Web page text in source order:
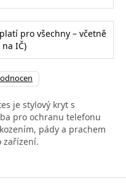
pro všechny – včetně
IČ)
je stylový kryt s
pro ochranu telefonu
pády a prachem
zařízení.